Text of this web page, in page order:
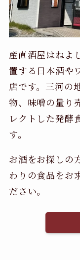
産直酒屋はねよ
置する日本酒や
店です。三河の
物、味噌の量り
レクトした発酵
す。
お酒をお探しの
わりの食品をお
ださい。